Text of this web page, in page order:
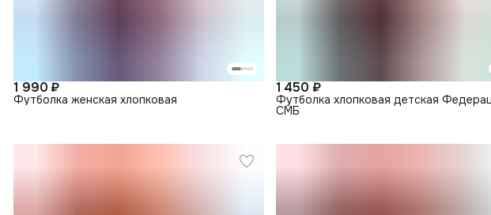
1 990 ₽
Футболка женская хлопковая
1 450 ₽
Футболка хлопковая детская
СМБ